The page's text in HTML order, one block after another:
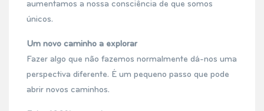
aumentamos a nossa consciência de que somos
únicos.
Um novo caminho a explorar
Fazer algo que não fazemos normalmente dá-nos uma
perspectiva diferente. É um pequeno passo que pode
abrir novos caminhos.